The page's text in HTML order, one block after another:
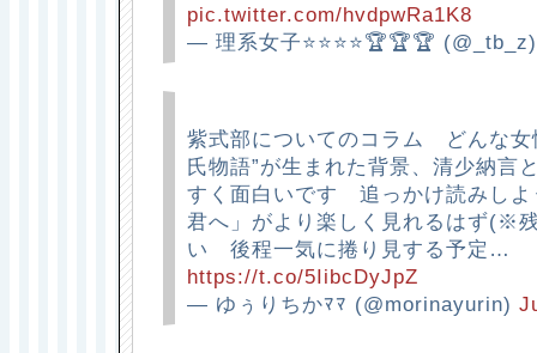
pic.twitter.com/hvdpwRa1K8
— 理系女子⭐⭐⭐⭐🏆🏆🏆
紫式部についてのコラム どんな
氏物語”が生まれた背景、清少納
すく面白いです 追っかけ読みし
君へ」がより楽しく見れるはず(※
い 後程一気に捲り見する予
https://t.co/5IibcDyJpZ
— ゆぅりちかﾏﾏ (@morinayurin)